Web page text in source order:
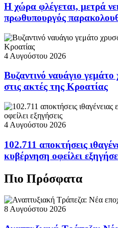
Η χώρα φλέγεται, μετρά
πρωθυπουργός
4 Αυγούστου 2026
Βυζαντινό ναυάγιο
στις ακτές της Κροατίας
4 Αυγούστου 2026
102.711 αποκτήσεις
κυβέρνηση οφείλει
Πιο Πρόσφατα
8 Αυγούστου 2026